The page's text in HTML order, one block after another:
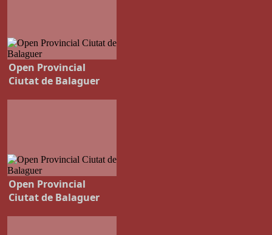
Open Provincial
Ciutat de Balaguer
Open Provincial
Ciutat de Balaguer